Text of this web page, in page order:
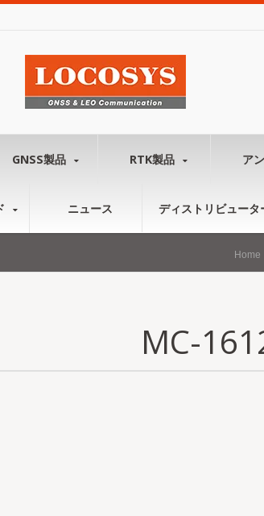
GNSS製品 RTK製品 ア
ニュース ディストリビュータ
Home
MC-